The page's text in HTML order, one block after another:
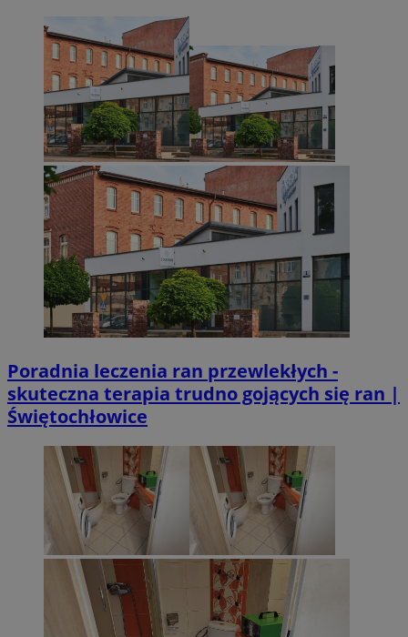
Poradnia leczenia ran przewlekłych -
skuteczna terapia trudno gojących się ran |
Świętochłowice